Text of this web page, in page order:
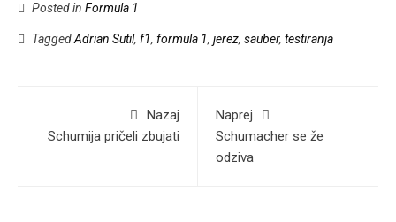
Posted in Formula 1
TaggedAdrian Sutil, f1, formula 1, jerez, sauber, testiranja
Nazaj
Schumija pričeli zbujati
Naprej
Schumacher se že
odziva